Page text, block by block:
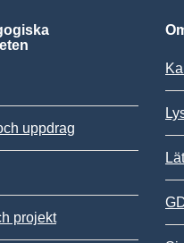
uppdrag
projekt